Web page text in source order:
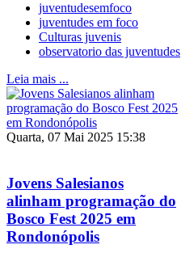
juventudesemfoco
juventudes em foco
Culturas juvenis
observatorio das juventudes
Leia mais ...
Quarta, 07 Mai 2025 15:38
Jovens Salesianos
alinham programação do
Bosco Fest 2025 em
Rondonópolis